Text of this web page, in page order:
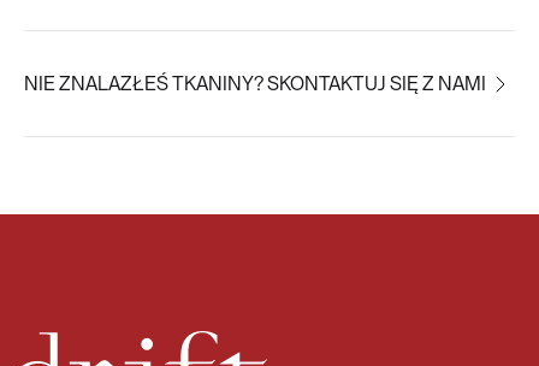
NIE ZNALAZŁEŚ TKANINY? SKONTAKTUJ SIĘ Z NAMI